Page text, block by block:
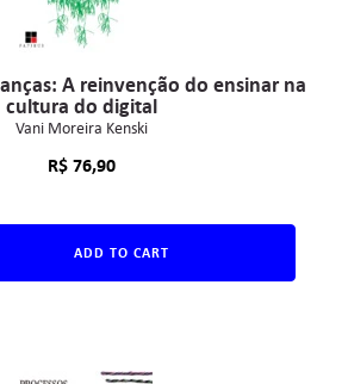
A reinvenção do ensinar na
cultura do digital
Vani Moreira Kenski
R$76,90
ADD TO CART